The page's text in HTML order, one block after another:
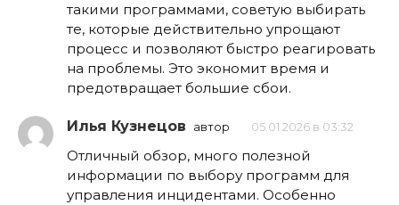
такими программами, советую выбирать
те, которые действительно упрощают
процесс и позволяют быстро реагировать
на проблемы. Это экономит время и
предотвращает большие сбои.
Илья Кузнецов автор 05.01.2026 в 03:32
Отличный обзор, много полезной
информации по выбору программ для
управления инцидентами. Особенно